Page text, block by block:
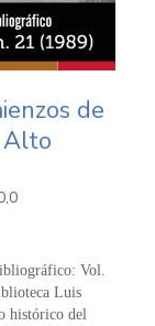
de
Alto
Vol.
Luis
histórico del